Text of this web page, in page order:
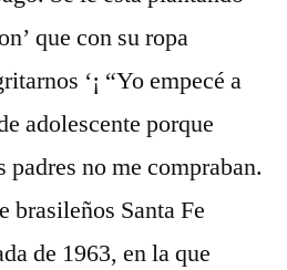
que con su ropa
‘¡ “Yo empecé a
adolescente porque
padres no me compraban.
brasileños Santa Fe
de 1963, en la que